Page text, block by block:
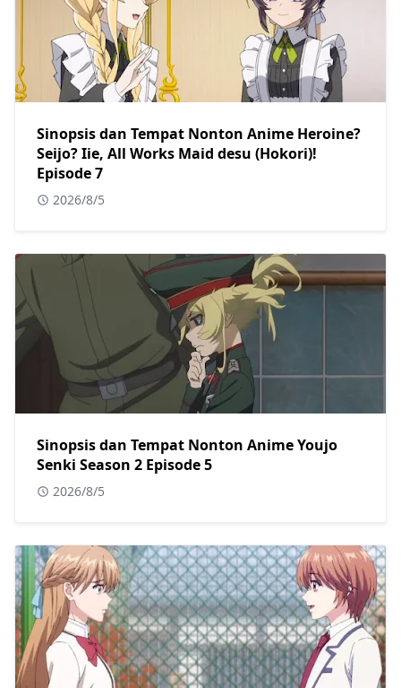
Sinopsis dan Tempat Nonton Anime Heroine?
Seijo? Iie, All Works Maid desu (Hokori)!
Episode 7
2026/8/5
Sinopsis dan Tempat Nonton Anime Youjo
Senki Season 2 Episode 5
2026/8/5